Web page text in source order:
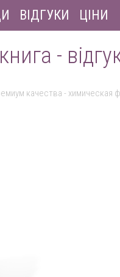
ВІДГУКИ ЦІНИ
-
качества -